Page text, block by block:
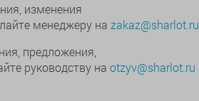
изменения
менеджеру на zakaz@sharlot.ru
предложения,
руководству на otzyv@sharlot.ru